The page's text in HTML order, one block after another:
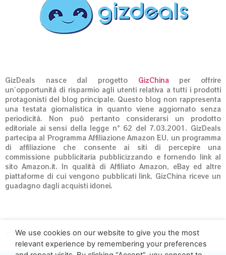
GizDeals nasce dal progetto GizChinaper offrire
un’opportunità di risparmio agli utenti relativa a tutti i prodotti
protagonisti del blog principale. Questo blog non rappresenta
una testata giornalistica in quanto viene aggiornato senza
periodicità. Non può pertanto considerarsi un prodotto
editoriale ai sensi della legge n° 62 del 7.03.2001. GizDeals
partecipa al Programma Affiliazione Amazon EU, un programma
di affiliazione che consente ai siti di percepire una
commissione pubblicitaria pubblicizzando e fornendo link al
sito Amazon.it. In qualità di Affiliato Amazon, eBay ed altre
piattaforme di cui vengono pubblicati link, GizChina riceve un
guadagno dagli acquisti idonei.
© GizDeals.it – Giz S.r.l. 01973020660
We use cookies on our website to give you the most
relevant experience by remembering your preferences